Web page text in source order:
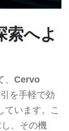
へよ
Cervo
を手軽で効
ています。こ
、その機